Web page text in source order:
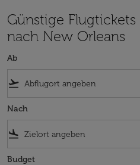
Günstige
nach New Orleans
Ab
flight_takeoff
Nach
flight_land
Budget